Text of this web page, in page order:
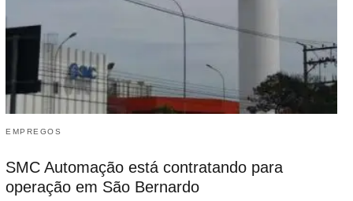
EMPREGOS
SMC Automação está contratando para
operação em São Bernardo